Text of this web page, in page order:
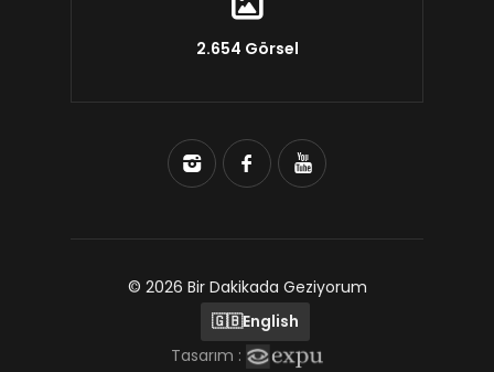
2.654 Görsel
© 2026 Bir Dakikada Geziyorum
🇬🇧English
Tasarım :